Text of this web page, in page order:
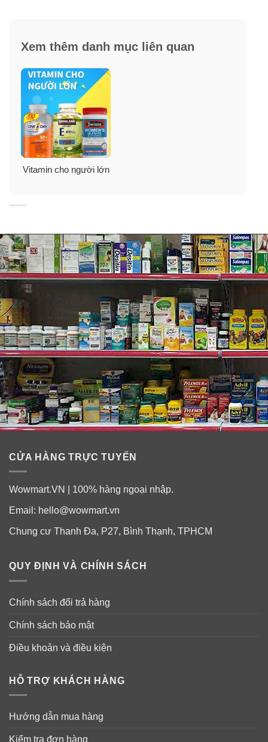
miễn dịch hàng đầu.
Không đường, không natri.
Bột uống trái cây hòa tan Eco Drink Multivitamin giúp cơ
thể bạn khỏe khoắn, lấy lại tinh thần và sức lực. Đặc
biệt chúng không đường và không chất kích thích. Bột
Vitamin trái cây EcoDrink Multivitamin có 4 hương vị để
Công dụng bột trái cây hòa tan EcoDrink
Multivitamin
✓Cung cấp Vitamin, khoáng chất và bù nước cho cơ
bị mất nước do vận động nhiều hay bị căng thẳng.
răng vì không chứa đường.
✓Không Gluten, không hương vị hay màu sắc nhân
tạo.
Xem thêm danh mục liên quan
Vitamin cho người lớn
CỬA HÀNG TRỰC TUYẾN
Wowmart.VN | 100% hàng ngoại nhập.
Email: hello@wowmart.vn
Chung cư Thanh Đa, P27, Bình Thạnh, TPHCM
QUY ĐỊNH VÀ CHÍNH SÁCH
Chính sách đổi trả hàng
Chính sách bảo mật
Điều khoản và điều kiện
HỖ TRỢ KHÁCH HÀNG
Hướng dẫn mua hàng
Kiểm tra đơn hàng